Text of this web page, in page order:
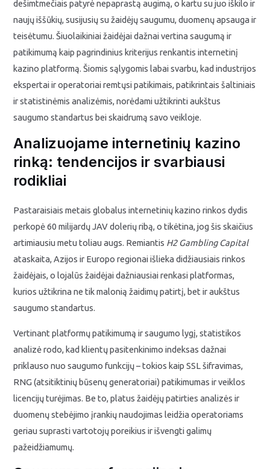
dešimtmečiais patyrė nepaprastą augimą, o kartu su juo iškilo ir
naujų iššūkių, susijusių su žaidėjų saugumu, duomenų apsauga ir
teisėtumu. Šiuolaikiniai žaidėjai dažnai vertina saugumą ir
patikimumą kaip pagrindinius kriterijus renkantis internetinį
kazino platformą. Šiomis sąlygomis labai svarbu, kad industrijos
ekspertai ir operatoriai remtųsi patikimais, patikrintais šaltiniais
ir statistinėmis analizėmis, norėdami užtikrinti aukštus
saugumo standartus bei skaidrumą savo veikloje.
Analizuojame internetinių kazino
rinką: tendencijos ir svarbiausi
rodikliai
Pastaraisiais metais globalus internetinių kazino rinkos dydis
perkopė 60 milijardų JAV dolerių ribą, o tikėtina, jog šis skaičius
artimiausiu metu toliau augs. Remiantis H2 Gambling Capital
ataskaita, Azijos ir Europo regionai išlieka didžiausiais rinkos
žaidėjais, o lojalūs žaidėjai dažniausiai renkasi platformas,
kurios užtikrina ne tik malonią žaidimų patirtį, bet ir aukštus
saugumo standartus.
Vertinant platformų patikimumą ir saugumo lygį, statistikos
analizė rodo, kad klientų pasitenkinimo indeksas dažnai
priklauso nuo saugumo funkcijų – tokios kaip SSL šifravimas,
RNG (atsitiktinių būsenų generatoriai) patikimumas ir veiklos
licencijų turėjimas. Be to, platus žaidėjų patirties analizės ir
duomenų stebėjimo įrankių naudojimas leidžia operatoriams
geriau suprasti vartotojų poreikius ir išvengti galimų
pažeidžiamumų.